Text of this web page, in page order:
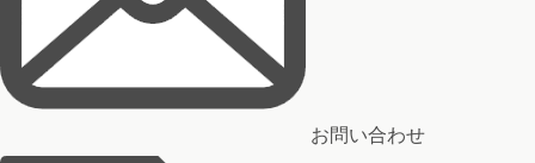
お問い合わせ